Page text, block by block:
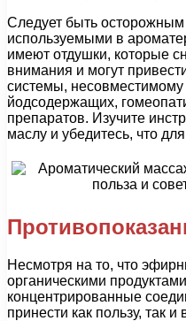
Следует быть
используемыми в
имеют отдушки, которые
внимания и могут
системы,
йодсодержащих,
препаратов. Изучите
маслу и убедитесь, что
Несмотря на то, что
органическими
концентрированные
принести как пользу, так и